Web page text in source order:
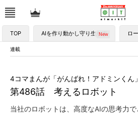
TOP AIを作り動かし守り生かす ロ
連載
第486話 考えるロボット
4コマまんが「がんばれ！アドミンくん」
当社のロボットは、高度なAIの思考力